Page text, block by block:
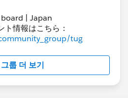
| Japan
ト情報はこちら：
tug
룹 더 보기